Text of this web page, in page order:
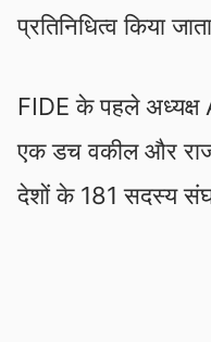
प्रतिनिधित्व किया
FIDE के पहले
एक डच वकील और
देशों के 181 सदस्य